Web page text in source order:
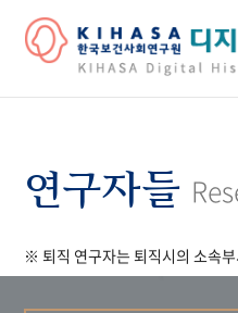
연구자들
※ 퇴직 연구자는 퇴직시의 소속